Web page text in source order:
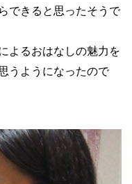
できると思ったそうで
よるおはなしの魅力を
うようになったので